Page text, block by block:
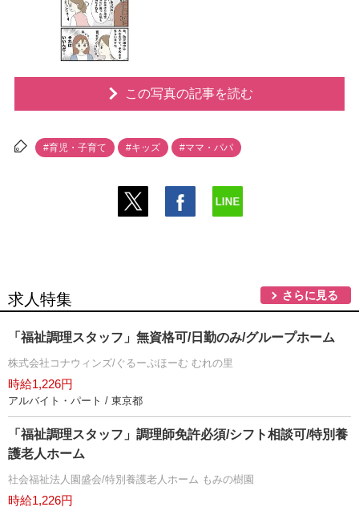
この写真の記事を読む
#育児・子育て #キッズ #ママ・パパ
求人特集 さらに見る
「福祉調理スタッフ」無資格可/日勤のみ/グループホーム
株式会社コナウィンズ/ぐるーぷほーむ むれの里
時給1,226円
アルバイト・パート / 東京都
「福祉調理スタッフ」調理師免許必須/シフト相談可/特別養
護老人ホーム
社会福祉法人園盛会/特別養護老人ホーム もみの樹園
時給1,226円